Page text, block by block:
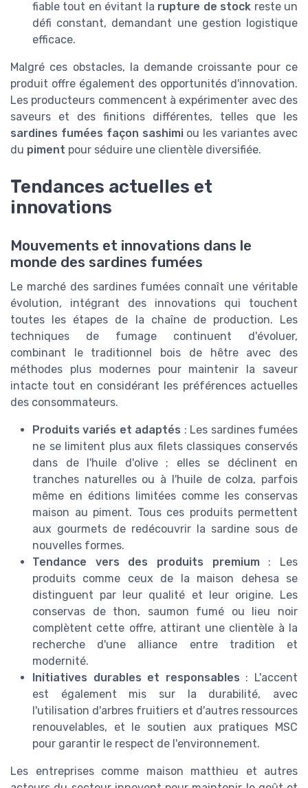
fiable tout en évitant la rupture de stock reste un
défi constant, demandant une gestion logistique
efficace.
Malgré ces obstacles, la demande croissante pour ce
produit offre également des opportunités d'innovation.
Les producteurs commencent à expérimenter avec des
saveurs et des finitions différentes, telles que les
sardines fumées façon sashimiou les variantes avec
du piment pour séduire une clientèle diversifiée.
Tendances actuelles et
innovations
Mouvements et innovations dans le
monde des sardines fumées
Le marché des sardines fumées connaît une véritable
évolution, intégrant des innovations qui touchent
toutes les étapes de la chaîne de production. Les
techniques de fumage continuent d'évoluer,
combinant le traditionnel bois de hêtre avec des
méthodes plus modernes pour maintenir la saveur
intacte tout en considérant les préférences actuelles
des consommateurs.
Produits variés et adaptés : Les sardines fumées
ne se limitent plus aux filets classiques conservés
dans de l'huile d'olive ; elles se déclinent en
tranches naturelles ou à l'huile de colza, parfois
même en éditions limitées comme les conservas
maison au piment. Tous ces produits permettent
aux gourmets de redécouvrir la sardine sous de
nouvelles formes.
Tendance vers des produits premium: Les
produits comme ceux de la maison dehesa se
distinguent par leur qualité et leur origine. Les
conservas de thon, saumon fumé ou lieu noir
complètent cette offre, attirant une clientèle à la
recherche d'une alliance entre tradition et
modernité.
Initiatives durables et responsables : L'accent
est également mis sur la durabilité, avec
l'utilisation d'arbres fruitiers et d'autres ressources
renouvelables, et le soutien aux pratiques MSC
pour garantir le respect de l'environnement.
Les entreprises comme maison matthieu et autres